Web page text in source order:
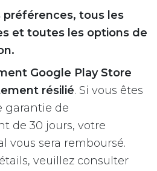
tous les
et toutes les options de
Google Play Store
résilié. Si vous êtes
garantie de
de 30 jours, votre
vous sera remboursé.
veuillez consulter